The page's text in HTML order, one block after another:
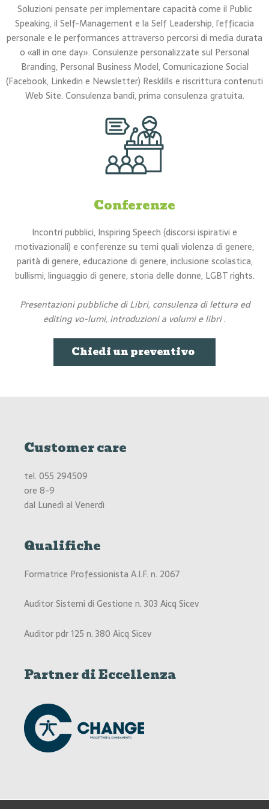
Soluzioni pensate per implementare capacità come il Public
Speaking, il Self-Management e la Self Leadership, l’efficacia
personale e le performances attraverso percorsi di media durata
o «all in one day». Consulenze personalizzate sul Personal
Branding, Personal Business Model, Comunicazione Social
(Facebook, Linkedin e Newsletter) Resklills e riscrittura contenuti
Web Site. Consulenza bandi, prima consulenza gratuita.
Conferenze
Incontri pubblici, Inspiring Speech (discorsi ispirativi e
motivazionali) e conferenze su temi quali violenza di genere,
parità di genere, educazione di genere, inclusione scolastica,
bullismi, linguaggio di genere, storia delle donne, LGBT rights.
Presentazioni pubbliche di Libri, consulenza di lettura ed
editing vo-lumi, introduzioni a volumi e libri.
Chiedi un preventivo
Customer care
tel. 055 294509
ore 8-9
dal Lunedì al Venerdì
Qualifiche
Formatrice Professionista A.I.F. n. 2067
Auditor Sistemi di Gestione n. 303 Aicq Sicev
Auditor pdr 125 n. 380 Aicq Sicev
Partner di Eccellenza